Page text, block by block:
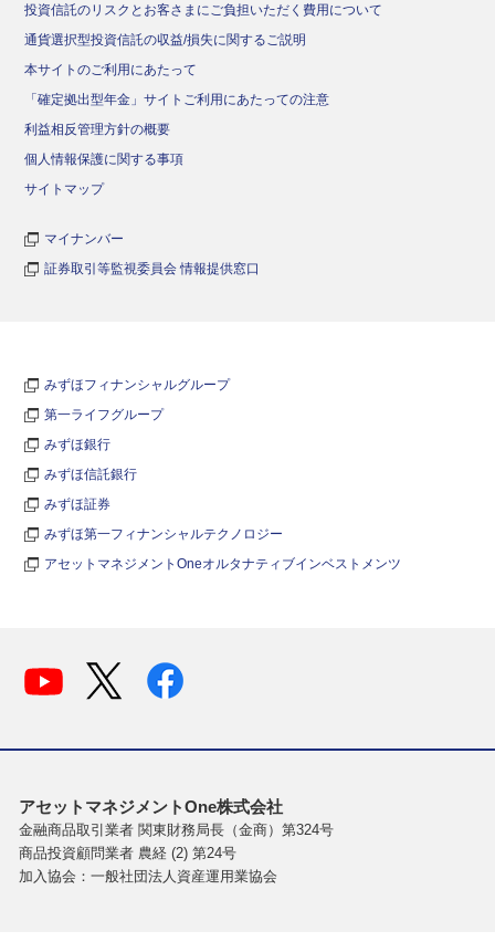
投資信託のリスクとお客さまにご負担いただく費用について
通貨選択型投資信託の収益/損失に関するご説明
本サイトのご利用にあたって
「確定拠出型年金」サイトご利用にあたっての注意
利益相反管理方針の概要
個人情報保護に関する事項
サイトマップ
マイナンバー
証券取引等監視委員会 情報提供窓口
みずほフィナンシャルグループ
第一ライフグループ
みずほ銀行
みずほ信託銀行
みずほ証券
みずほ第一フィナンシャルテクノロジー
アセットマネジメントOneオルタナティブインベストメンツ
アセットマネジメントOne株式会社
金融商品取引業者 関東財務局長（金商）第324号
商品投資顧問業者 農経 (2) 第24号
加入協会：一般社団法人資産運用業協会